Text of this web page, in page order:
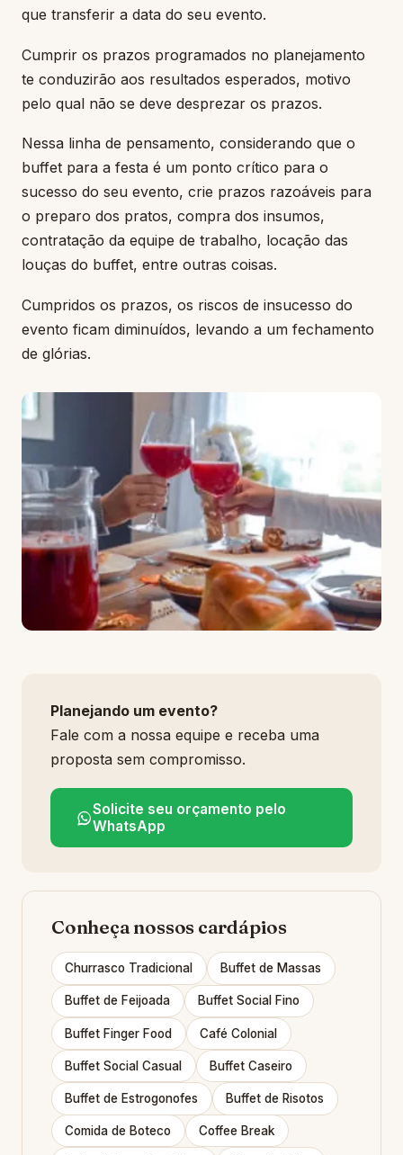
que transferir a data do seu evento.
Cumprir os prazos programados no planejamento
te conduzirão aos resultados esperados, motivo
pelo qual não se deve desprezar os prazos.
Nessa linha de pensamento, considerando que o
buffet para a festa é um ponto crítico para o
sucesso do seu evento, crie prazos razoáveis para
o preparo dos pratos, compra dos insumos,
contratação da equipe de trabalho, locação das
louças do buffet, entre outras coisas.
Cumpridos os prazos, os riscos de insucesso do
evento ficam diminuídos, levando a um fechamento
de glórias.
Planejando um evento?
Fale com a nossa equipe e receba uma
proposta sem compromisso.
Solicite seu orçamento pelo
WhatsApp
Conheça nossos cardápios
Churrasco Tradicional Buffet de Massas
Buffet de Feijoada Buffet Social Fino
Buffet Finger Food Café Colonial
Buffet Social Casual Buffet Caseiro
Buffet de Estrogonofes Buffet de Risotos
Comida de Boteco Coffee Break